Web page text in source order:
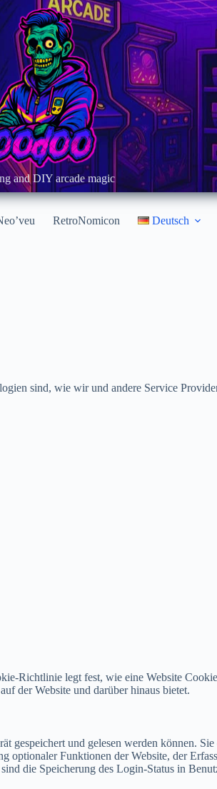
and DIY arcade magic
RetroNomicon Deutsch
sind, wie wir und andere Service
Richtlinie legt fest, wie eine Website
der Website und darüber hinaus bietet.
und gelesen werden können.
optionaler Funktionen der Website, der
die Speicherung des Login-Status in